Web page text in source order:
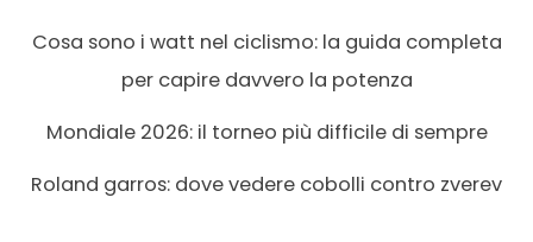
Cosa sono i watt nel ciclismo: la guida completa
per capire davvero la potenza
Mondiale 2026: il torneo più difficile di sempre
Roland garros: dove vedere cobolli contro zverev